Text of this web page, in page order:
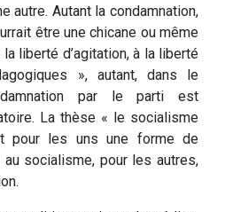
autre. Autant la condamnation,
être une chicane ou même
liberté d’agitation, à la liberté
», autant, dans le
par le parti est
La thèse « le socialisme
pour les uns une forme de
socialisme, pour les autres,